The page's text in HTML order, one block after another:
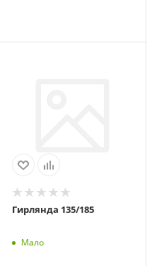
Гирлянда 135/185
Мало